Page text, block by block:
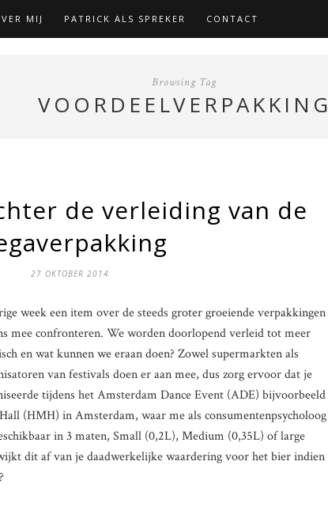
MIJ PATRICK ALS SPREKER CONTACT
Browsing Tag
VOORDEELVERPAKKING
de verleiding van de
27 OKTOBER 2014
week een item over de steeds groter groeiende verpakkingen
mee confronteren. We worden doorlopend verleid tot meer
en wat kunnen we eraan doen? Zowel supermarkten als
van festivals doen er aan mee, dus zorg ervoor dat je
tijdens het Amsterdam Dance Event (ADE) bijvoorbeeld
(HMH) in Amsterdam, waar me als consumentenpsycholoog
in 3 maten, Small (0,2L), Medium (0,35L) of large
dit af van je daadwerkelijke waardering voor het bier indien